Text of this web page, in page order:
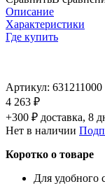
Описание
Характеристики
Где купить
Артикул: 631211000
4 263 ₽
+300 ₽ доставка, 8
Нет в наличии
Коротко о товаре
Для удобного